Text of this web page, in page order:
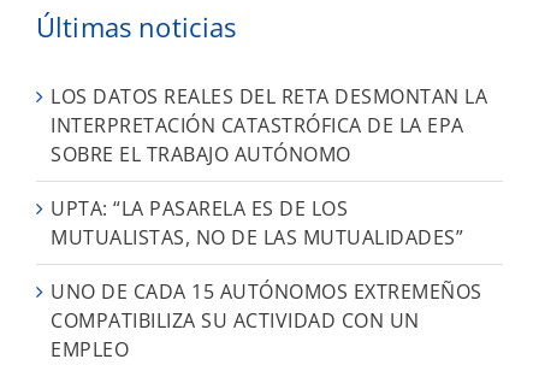
Últimas noticias
LOS DATOS REALES DEL RETA DESMONTAN LA
INTERPRETACIÓN CATASTRÓFICA DE LA EPA
SOBRE EL TRABAJO AUTÓNOMO
UPTA: “LA PASARELA ES DE LOS
MUTUALISTAS, NO DE LAS MUTUALIDADES”
UNO DE CADA 15 AUTÓNOMOS EXTREMEÑOS
COMPATIBILIZA SU ACTIVIDAD CON UN
EMPLEO